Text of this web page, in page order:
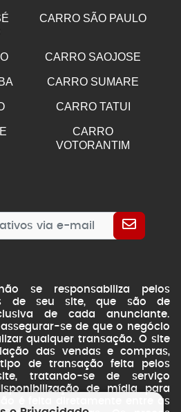
CARRO SÃO PAULO
CARRO SAOJOSE
CARRO SUMARE
CARRO TATUI
CARRO
VOTORANTIM
se responsabiliza pelos
de seu site, que são de
de cada anunciante.
se de que o negócio
qualquer transação. O site
das vendas e compras,
de transação feita pelos
tratando-se de serviço
de mídia para
é feita diretamente entre as